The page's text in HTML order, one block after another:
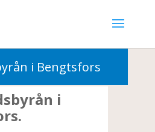
i Bengtsfors
i